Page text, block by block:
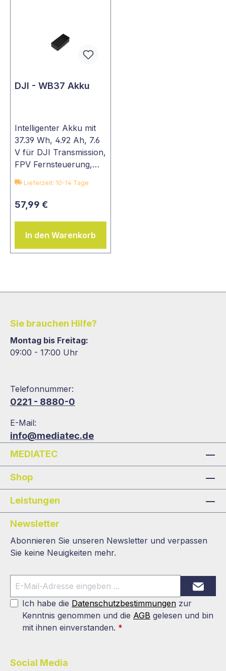
DJI - WB37 Akku
Intelligenter Akku mit
37.39 Wh, 4.92 Ah, 7.6
V für DJI Transmission,
FPV Fernsteuerung,…
Lieferzeit: 10-14 Tage
57,99 €
In den Warenkorb
Sie brauchen Hilfe?
Montag bis Freitag:
09:00 - 17:00 Uhr
Telefonnummer:
0221 - 8880-0
E-Mail:
info@mediatec.de
MEDIATEC
Shop
Leistungen
Newsletter
Abonnieren Sie unseren Newsletter und verpassen
Sie keine Neuigkeiten mehr.
Ich habe die Datenschutzbestimmungen zur
Kenntnis genommen und die AGB gelesen und bin
mit ihnen einverstanden. *
Social Media